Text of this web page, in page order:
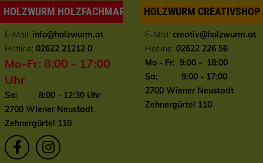
HOLZWURM HOLZFACHMARKT
E-Mail: info@holzwurm.at
Hotline: 02622 21212 0
Mo-Fr: 8:00 - 17:00
Uhr
Sa: 8:00 - 12:30 Uhr
2700 Wiener Neustadt
Zehnergürtel 110
HOLZWURM CREATIVSHOP
E-Mail: creativ@holzwurm.at
Hotline: 02622 226 56
Mo - Fr: 9:00 - 18:00
Sa: 9:00 - 17:00
2700 Wiener Neustadt
Zehnergürtel 110